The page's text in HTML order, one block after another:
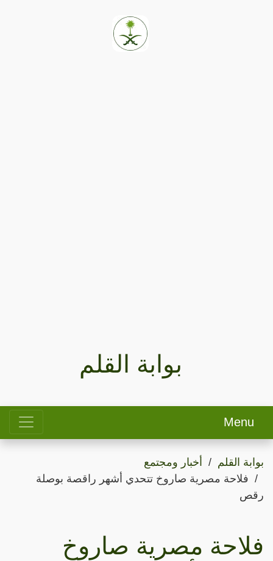
بوابة القلم
Menu
بوابة القلم
أخبار ومجتمع
فلاحة مصرية صاروخ تتحدي أشهر راقصة بوصلة
رقص
فلاحة مصرية صاروخ